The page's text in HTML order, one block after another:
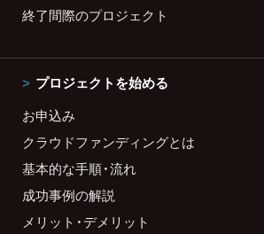
終了間際のプロジェクト
プロジェクトを始める
お申込み
クラウドファンディングとは
基本的な手順・流れ
成功事例の解説
メリット・デメリット